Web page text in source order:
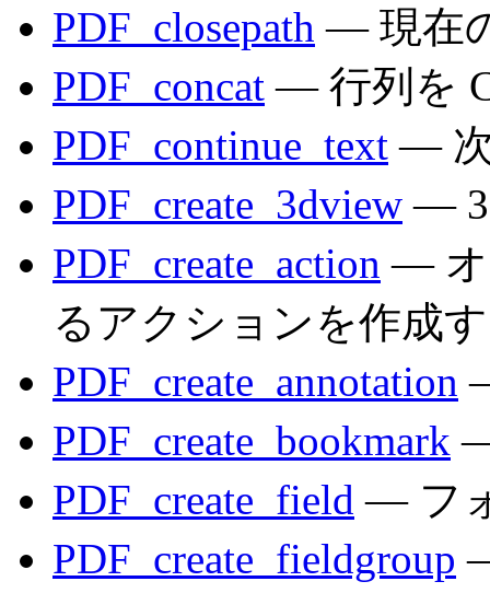
PDF_closepath — 現在
PDF_concat — 行列を
PDF_continue_text —
PDF_create_3dview —
PDF_create_action — オ
るアクションを作成
PDF_create_annotation
PDF_create_bookmark
PDF_create_field — フ
PDF_create_fieldgroup